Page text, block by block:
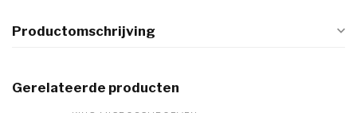
Productomschrijving
Gerelateerde producten